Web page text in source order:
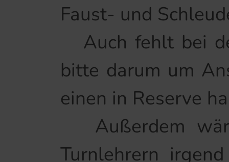
Faust- und
Auch fehlt bei
bitte darum um
einen in Reserve
Außerdem
Turnlehrern